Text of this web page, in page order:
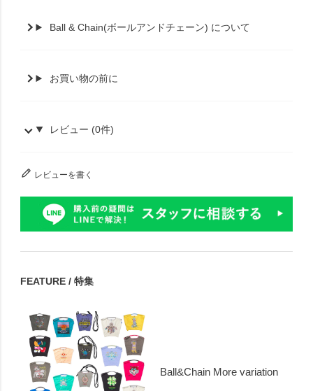
Ball & Chain(ボールアンドチェーン) について
お買い物の前に
レビュー (0件)
レビューを書く
FEATURE / 特集
Ball&Chain More variation